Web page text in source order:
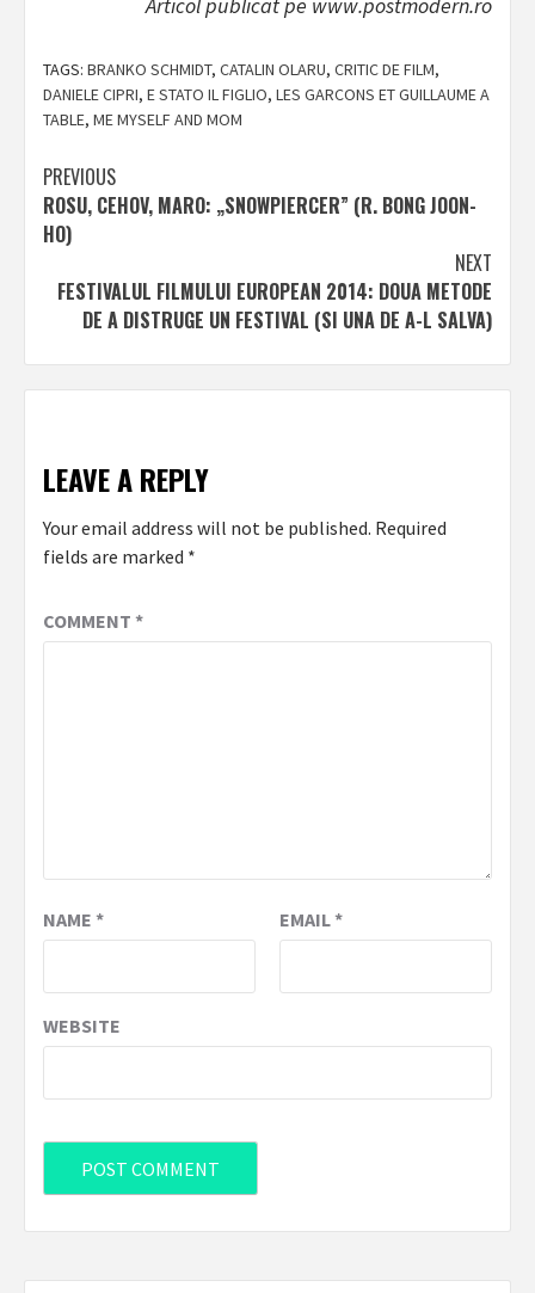
Articol publicat pe www.postmodern.ro
TAGS: BRANKO SCHMIDT, CATALIN OLARU, CRITIC DE FILM,
DANIELE CIPRI, E STATO IL FIGLIO, LES GARCONS ET GUILLAUME A
TABLE, ME MYSELF AND MOM
Post
navigation
PREVIOUS
ROSU, CEHOV, MARO: „SNOWPIERCER” (R. BONG JOON-
HO)
NEXT
FESTIVALUL FILMULUI EUROPEAN 2014: DOUA METODE
DE A DISTRUGE UN FESTIVAL (SI UNA DE A-L SALVA)
LEAVE A REPLY
Your email address will not be published. Required
fields are marked *
COMMENT *
NAME * EMAIL*
WEBSITE